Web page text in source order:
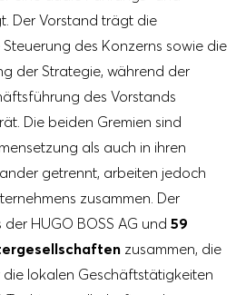
Der Vorstand trägt die
des Konzerns sowie die
der Strategie, während der
des Vorstands
Die beiden Gremien sind
als auch in ihren
getrennt, arbeiten jedoch
zusammen. Der
HUGO BOSS AG und 59
zusammen, die
lokalen Geschäftstätigkeiten